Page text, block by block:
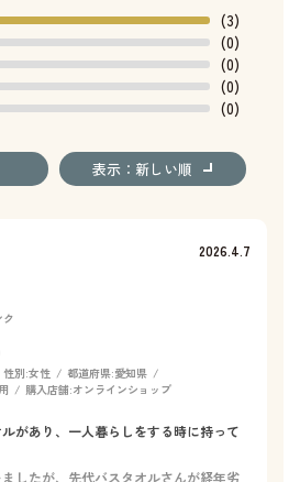
(3)
(0)
(0)
(0)
(0)
表示：新しい順
2026.4.7
ク
性別:女性 都道府県:愛知県
購入店舗:オンラインショップ
があり、一人暮らしをする時に持って
したが、先代バスタオルさんが経年劣